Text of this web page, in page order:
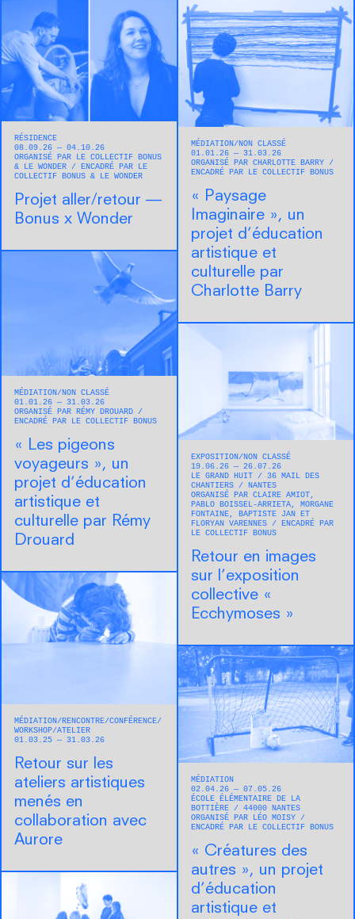
RÉSIDENCE
08.09.26 — 04.10.26
ORGANISÉ PAR LE COLLECTIF BONUS
& LE WONDER
ENCADRÉ PAR LE
COLLECTIF BONUS & LE WONDER
Projet aller/retour —
Bonus x Wonder
MÉDIATION
NON CLASSÉ
01.01.26 — 31.03.26
ORGANISÉ PAR CHARLOTTE BARRY
ENCADRÉ PAR LE COLLECTIF BONUS
« Paysage
Imaginaire », un
projet d’éducation
artistique et
culturelle par
Charlotte Barry
MÉDIATION
NON CLASSÉ
01.01.26 — 31.03.26
ORGANISÉ PAR RÉMY DROUARD
ENCADRÉ PAR LE COLLECTIF BONUS
« Les pigeons
voyageurs », un
projet d’éducation
artistique et
culturelle par Rémy
Drouard
EXPOSITION NON CLASSÉ
19.06.26 — 26.07.26
LE GRAND HUIT
36 MAIL DES
CHANTIERS
NANTES
ORGANISÉ PAR CLAIRE AMIOT,
PABLO BOISSEL-ARRIETA, MORGANE
FONTAINE, BAPTISTE JAN ET
FLORYAN VARENNES
ENCADRÉ PAR
LE COLLECTIF BONUS
Retour en images
sur l’exposition
collective «
Ecchymoses »
MÉDIATION RENCONTRE/CONFÉRENCE
WORKSHOP/ATELIER
01.03.25 — 31.03.26
Retour sur les
ateliers artistiques
menés en
collaboration avec
Aurore
MÉDIATION
02.04.26 — 07.05.26
ÉCOLE ÉLÉMENTAIRE DE LA
BOTTIÈRE
44000 NANTES
ORGANISÉ PAR LÉO MOISY
ENCADRÉ PAR LE COLLECTIF BONUS
« Créatures des
autres », un projet
d’éducation
artistique et